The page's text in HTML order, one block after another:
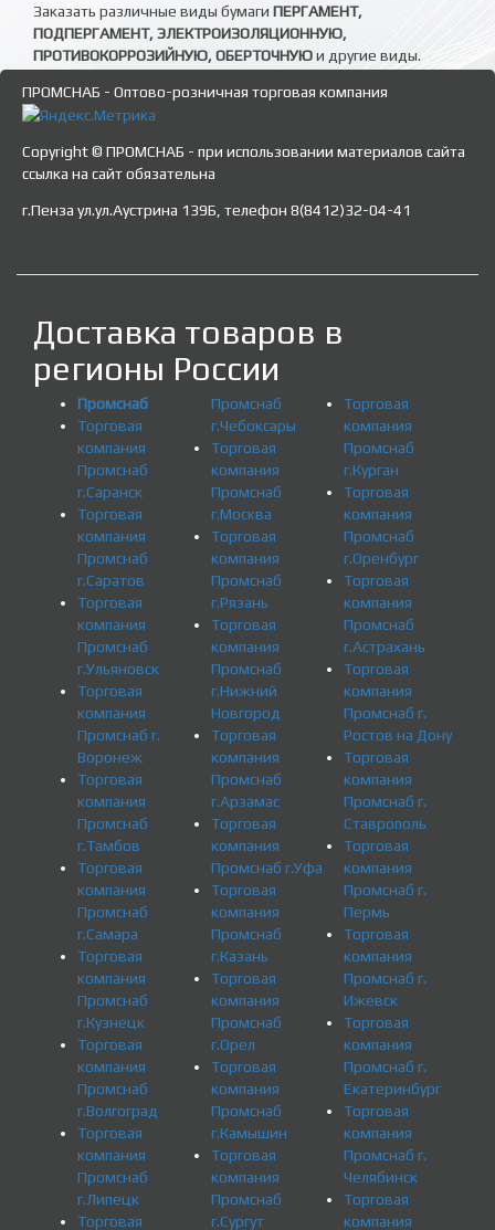
Заказать различные виды бумаги ПЕРГАМЕНТ,
ПОДПЕРГАМЕНТ, ЭЛЕКТРОИЗОЛЯЦИОННУЮ,
ПРОТИВОКОРРОЗИЙНУЮ, ОБЕРТОЧНУЮи другие виды.
ПРОМСНАБ - Оптово-розничная торговая компания
Copyright © ПРОМСНАБ - при использовании материалов сайта
ссылка на сайт обязательна
г.Пенза ул.ул.Аустрина 139Б, телефон 8(8412)32-04-41
Доставка товаров в
регионы России
Промснаб
Торговая
компания
Промснаб
г.Саранск
Торговая
компания
Промснаб
г.Саратов
Торговая
компания
Промснаб
г.Ульяновск
Торговая
компания
Промснаб г.
Воронеж
Торговая
компания
Промснаб
г.Тамбов
Торговая
компания
Промснаб
г.Самара
Торговая
компания
Промснаб
г.Кузнецк
Торговая
компания
Промснаб
г.Волгоград
Торговая
компания
Промснаб
г.Липецк
Торговая
Промснаб
г.Чебоксары
Торговая
компания
Промснаб
г.Москва
Торговая
компания
Промснаб
г.Рязань
Торговая
компания
Промснаб
г.Нижний
Новгород
Торговая
компания
Промснаб
г.Арзамас
Торговая
компания
Промснаб г.Уфа
Торговая
компания
Промснаб
г.Казань
Торговая
компания
Промснаб
г.Орел
Торговая
компания
Промснаб
г.Камышин
Торговая
компания
Промснаб
г.Сургут
Торговая
компания
Промснаб
г.Курган
Торговая
компания
Промснаб
г.Оренбург
Торговая
компания
Промснаб
г.Астрахань
Торговая
компания
Промснаб г.
Ростов на Дону
Торговая
компания
Промснаб г.
Ставрополь
Торговая
компания
Промснаб г.
Пермь
Торговая
компания
Промснаб г.
Ижевск
Торговая
компания
Промснаб г.
Екатеринбург
Торговая
компания
Промснаб г.
Челябинск
Торговая
компания